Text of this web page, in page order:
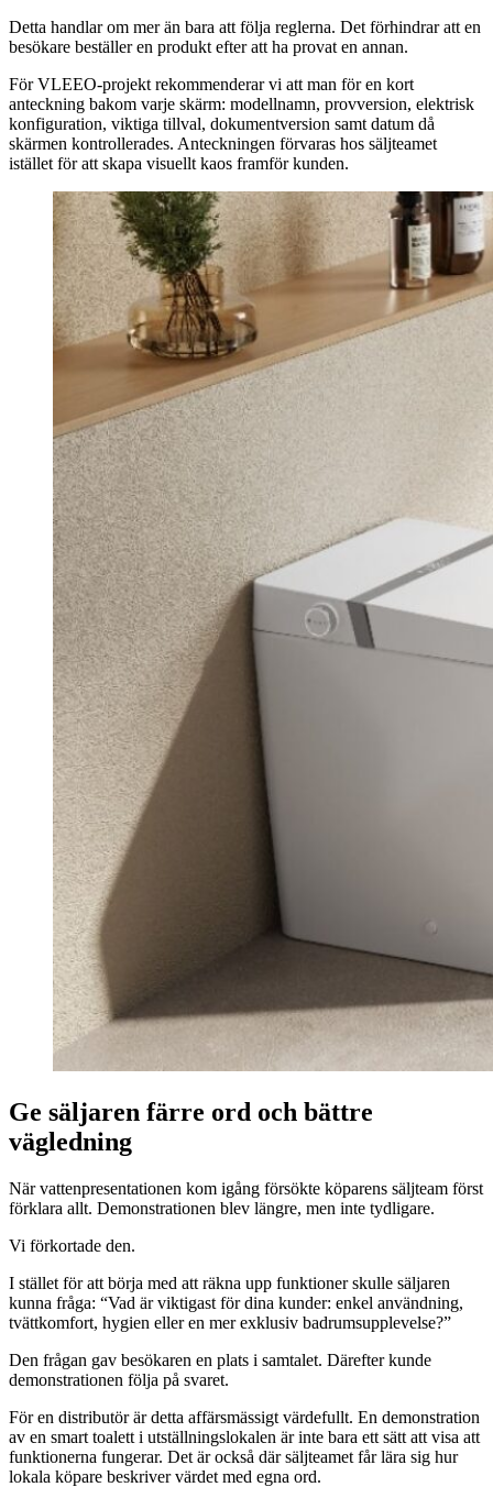
Detta handlar om mer än bara att följa reglerna. Det förhindrar att en
besökare beställer en produkt efter att ha provat en annan.
För VLEEO-projekt rekommenderar vi att man för en kort
anteckning bakom varje skärm: modellnamn, provversion, elektrisk
konfiguration, viktiga tillval, dokumentversion samt datum då
skärmen kontrollerades. Anteckningen förvaras hos säljteamet
istället för att skapa visuellt kaos framför kunden.
Ge säljaren färre ord och bättre
vägledning
När vattenpresentationen kom igång försökte köparens säljteam först
förklara allt. Demonstrationen blev längre, men inte tydligare.
Vi förkortade den.
I stället för att börja med att räkna upp funktioner skulle säljaren
kunna fråga: “Vad är viktigast för dina kunder: enkel användning,
tvättkomfort, hygien eller en mer exklusiv badrumsupplevelse?”
Den frågan gav besökaren en plats i samtalet. Därefter kunde
demonstrationen följa på svaret.
För en distributör är detta affärsmässigt värdefullt. En demonstration
av en smart toalett i utställningslokalen är inte bara ett sätt att visa att
funktionerna fungerar. Det är också där säljteamet får lära sig hur
lokala köpare beskriver värdet med egna ord.